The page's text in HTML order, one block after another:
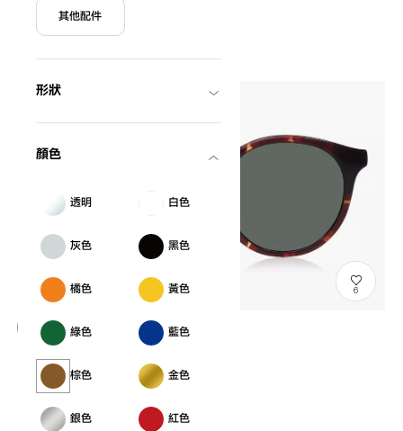
其他配件
形狀
顏色
透明 白色
灰色 黑色
橘色 黃色
綠色 藍色
棕色 金色
銀色 紅色
SNP2015Le-N
NT$500
6
SNP2014Le-NC2
NT$500